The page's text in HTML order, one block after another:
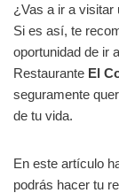
¿Vas a ir a visitar
Si es así, te
oportunidad de ir
Restaurante El
seguramente
de tu vida.
En este artículo
podrás hacer tu